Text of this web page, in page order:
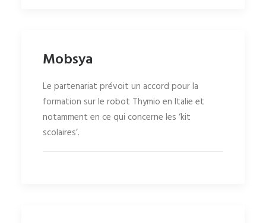
Mobsya
Le partenariat prévoit un accord pour la
formation sur le robot Thymio en Italie et
notamment en ce qui concerne les ‘kit
scolaires’.